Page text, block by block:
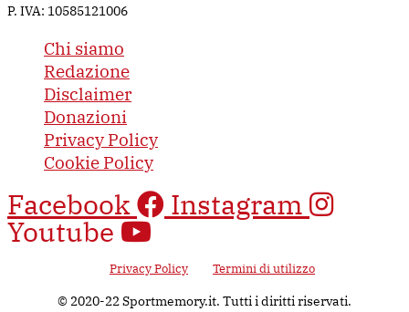
P. IVA: 10585121006
Chi siamo
Redazione
Disclaimer
Donazioni
Privacy Policy
Cookie Policy
Facebook Instagram
Youtube
Privacy Policy Termini di utilizzo
© 2020-22 Sportmemory.it. Tutti i diritti riservati.